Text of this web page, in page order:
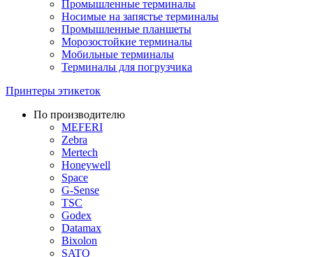
Промышленные терминалы
Носимые на запястье терминалы
Промышленные планшеты
Морозостойкие терминалы
Мобильные терминалы
Терминалы для погрузчика
Принтеры этикеток
По производителю
MEFERI
Zebra
Mertech
Honeywell
Space
G-Sense
TSC
Godex
Datamax
Bixolon
SATO